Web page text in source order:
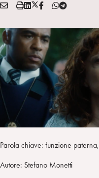
Condividi:
E
A
I
L
S
a
L
n
k
e
i
n
X
T
w
i
t
t
e
r
F
T
l
r
a
m
Parola chiave: funzione
Autore: Stefano Monetti